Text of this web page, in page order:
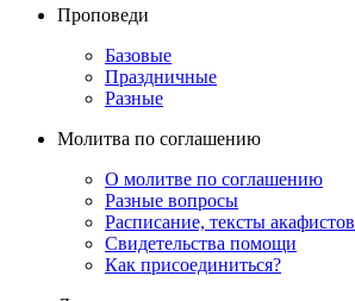
Проповеди
Базовые
Праздничные
Разные
Молитва по соглашению
О молитве по соглашению
Разные вопросы
Расписание, тексты акафистов
Свидетельства помощи
Как присоединиться?